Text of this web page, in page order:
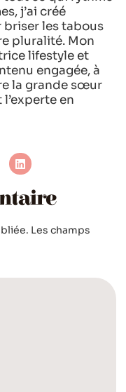
j’ai créé
briser les tabous
pluralité. Mon
lifestyle et
engagée, à
la grande sœur
en
Les champs